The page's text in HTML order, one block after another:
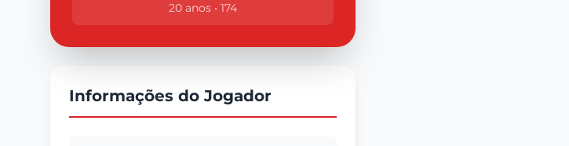
20 anos • 174
Informações do Jogador